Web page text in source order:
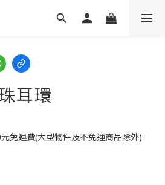
耳環
免運費(大型物件及不免運商品除外)